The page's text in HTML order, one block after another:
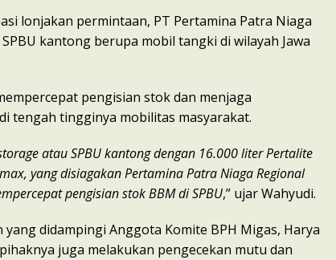
lonjakan permintaan, PT Pertamina Patra Niaga
kantong berupa mobil tangki di wilayah Jawa
pengisian stok dan menjaga
tengah tingginya mobilitas masyarakat.
atau SPBU kantong dengan 16.000 liter Pertalite
yang disiagakan Pertamina Patra Niaga Regional
pengisian stok BBM di SPBU,” ujar Wahyudi.
yang didampingi Anggota Komite BPH Migas, Harya
juga melakukan pengecekan mutu dan